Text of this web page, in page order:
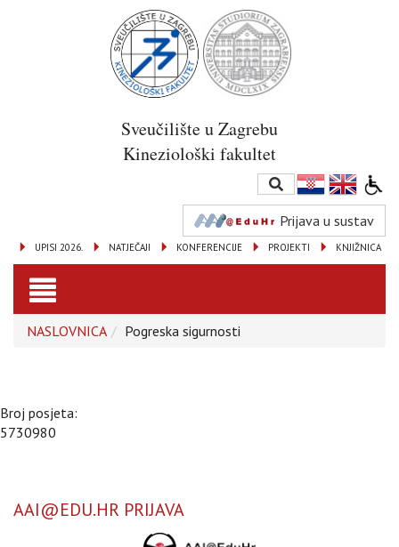
Sveučilište u Zagrebu
Kineziološki fakultet
Prijava u sustav
KNJIŽNICA
PROJEKTI
KONFERENCIJE
NATJEČAJI
UPISI 2026.
Toggle
navigation
NASLOVNICA Pogreska sigurnosti
Broj posjeta:
5730980
AAI@EDU.HR PRIJAVA